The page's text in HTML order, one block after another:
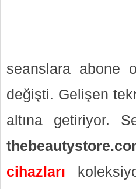
seanslara abone
değişti. Gelişen
altına getiriyor.
cihazları